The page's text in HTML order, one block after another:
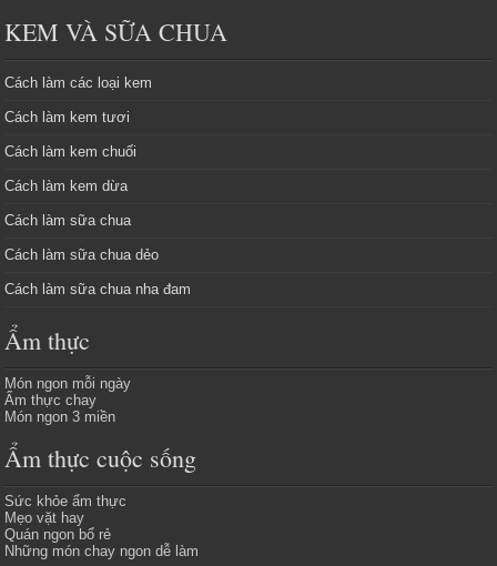
KEM VÀ SỮA CHUA
Cách làm các loại kem
Cách làm kem tươi
Cách làm kem chuối
Cách làm kem dừa
Cách làm sữa chua
Cách làm sữa chua dẻo
Cách làm sữa chua nha đam
Ẩm thực
Món ngon mỗi ngày
Ẩm thực chay
Món ngon 3 miền
Ẩm thực cuộc sống
Sức khỏe ẩm thực
Mẹo vặt hay
Quán ngon bổ rẻ
Những món chay ngon dễ làm